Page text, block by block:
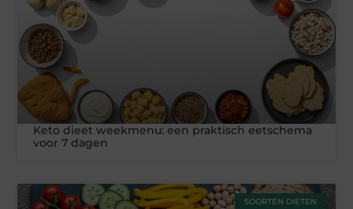
Keto dieet weekmenu: een praktisch eetschema
voor 7 dagen
SOORTEN DIETEN